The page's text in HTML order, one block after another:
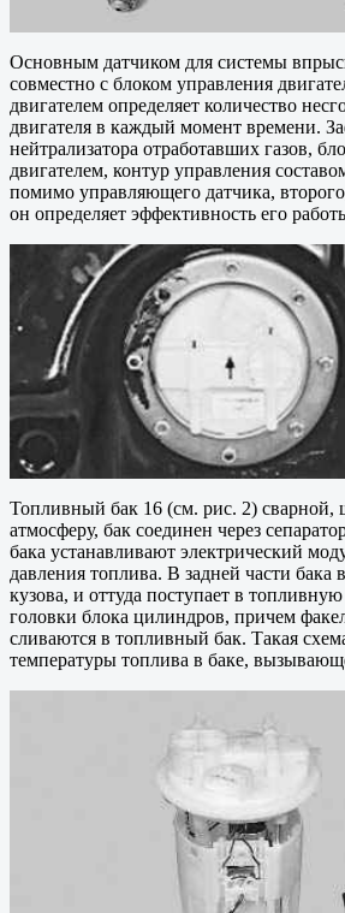
Основным датчиком для системы
совместно с блоком управления
двигателем определяет количество
двигателя в каждый момент времени.
нейтрализатора отработавших газов,
двигателем, контур управления
помимо управляющего датчика,
он определяет эффективность его
Топливный бак 16 (см. рис. 2) сварной,
атмосферу, бак соединен через
бака устанавливают электрический
давления топлива. В задней части
кузова, и оттуда поступает в
головки блока цилиндров, причем
сливаются в топливный бак. Такая
температуры топлива в баке,